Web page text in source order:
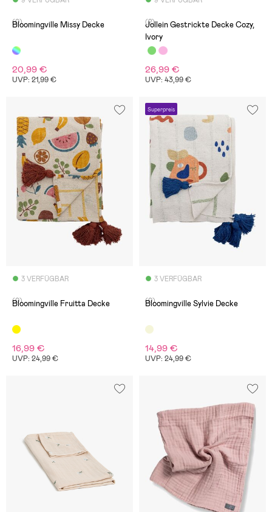
(0)
Bloomingville Missy Decke
20,99 €
UVP: 21,99 €
(2)
Jollein Gestrickte Decke Cozy,
Ivory
26,99 €
UVP: 43,99 €
3 VERFÜGBAR
(0)
Bloomingville Fruitta Decke
16,99 €
UVP: 24,99 €
Superpreis
3 VERFÜGBAR
(0)
Bloomingville Sylvie Decke
14,99 €
UVP: 24,99 €